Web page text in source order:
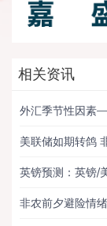
相关资讯
外汇季节性因素
美联储如期转鸽
英镑预测：英镑/
非农前夕避险情